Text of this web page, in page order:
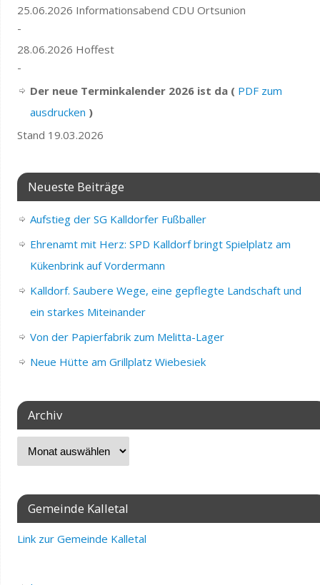
25.06.2026 Informationsabend CDU Ortsunion
-
28.06.2026 Hoffest
-
Der neue Terminkalender 2026 ist da ( PDF zum
ausdrucken )
Stand 19.03.2026
Neueste Beiträge
Aufstieg der SG Kalldorfer Fußballer
Ehrenamt mit Herz: SPD Kalldorf bringt Spielplatz am
Kükenbrink auf Vordermann
Kalldorf. Saubere Wege, eine gepflegte Landschaft und
ein starkes Miteinander
Von der Papierfabrik zum Melitta-Lager
Neue Hütte am Grillplatz Wiebesiek
Archiv
Gemeinde Kalletal
Link zur Gemeinde Kalletal